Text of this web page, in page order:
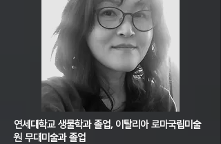
연세대학교 생물학과 졸업, 이탈리아 로마국립미술
원 무대미술과 졸업